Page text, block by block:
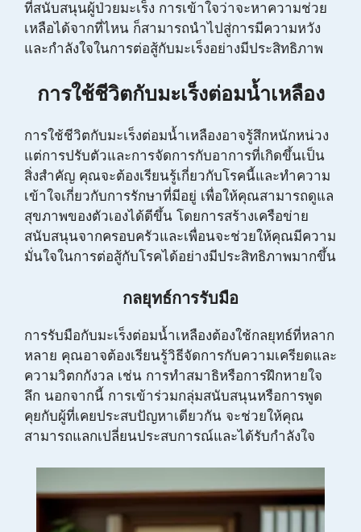
ที่สนับสนุนผู้ป่วยมะเร็ง การเข้าใจว่าจะหาความช่วย
เหลือได้จากที่ไหน ก็สามารถนำไปสู่การมีความหวัง
และกำลังใจในการต่อสู้กับมะเร็งอย่างมีประสิทธิภาพ
การใช้ชีวิตกับมะเร็งต่อมน้ำเหลือง
การใช้ชีวิตกับมะเร็งต่อมน้ำเหลืองอาจรู้สึกหนักหน่วง
แต่การปรับตัวและการจัดการกับอาการที่เกิดขึ้นเป็น
สิ่งสำคัญ คุณจะต้องเรียนรู้เกี่ยวกับโรคนี้และทำความ
เข้าใจเกี่ยวกับการรักษาที่มีอยู่ เพื่อให้คุณสามารถดูแล
สุขภาพของตัวเองได้ดีขึ้น โดยการสร้างเครือข่าย
สนับสนุนจากครอบครัวและเพื่อนจะช่วยให้คุณมีความ
มั่นใจในการต่อสู้กับโรคได้อย่างมีประสิทธิภาพมากขึ้น
กลยุทธ์การรับมือ
การรับมือกับมะเร็งต่อมน้ำเหลืองต้องใช้กลยุทธ์ที่หลาก
หลาย คุณอาจต้องเรียนรู้วิธีจัดการกับความเครียดและ
ความวิตกกังวล เช่น การทำสมาธิหรือการฝึกหายใจ
ลึก นอกจากนี้ การเข้าร่วมกลุ่มสนับสนุนหรือการพูด
คุยกับผู้ที่เคยประสบปัญหาเดียวกัน จะช่วยให้คุณ
สามารถแลกเปลี่ยนประสบการณ์และได้รับกำลังใจ